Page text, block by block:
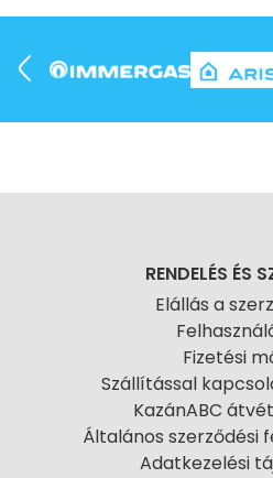
RENDELÉS ÉS
Elállás a
Fizetési
Szállítással
KazánABC
Általános szerződési
Adatkezelési